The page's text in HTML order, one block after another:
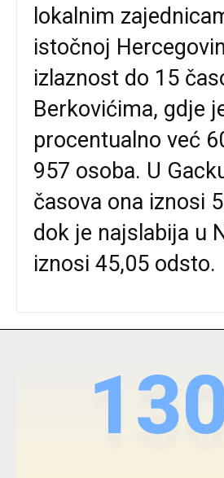
lokalnim
istočnoj
izlaznost do 15
Berkovićima, gdje
procentualno već
957 osoba. U
časova ona iznosi
dok je najslabija u
iznosi 45,05 odsto.